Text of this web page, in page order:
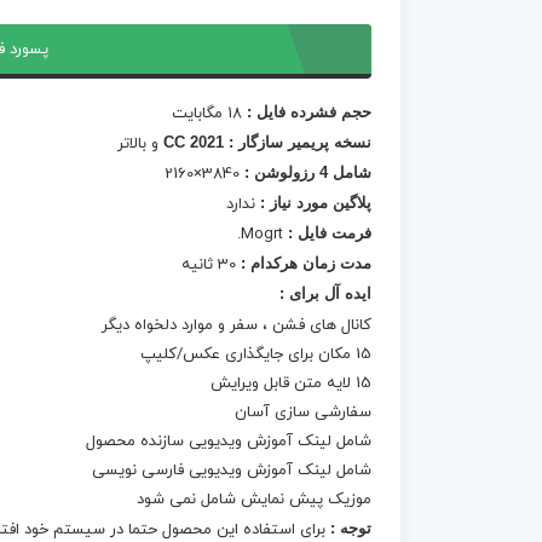
پسورد
حجم فشرده فایل :
نسخه پریمیر سازگار : CC 2021 و بالاتر
شامل 4 رزولوشن : 3840×2160
پلاگین مورد نیاز : ندارد
فرمت فایل : Mogrt.
مدت زمان هرکدام : 30 ثانیه
ایده آل برای :
کانال های فشن ، سفر و موارد دلخواه دیگر
15 مکان برای جایگذاری عکس/کلیپ
15 لایه متن قابل ویرایش
سفارشی سازی آسان
شامل لینک آموزش ویدیویی سازنده محصول
شامل لینک آموزش ویدیویی فارسی نویسی
موزیک پیش نمایش شامل نمی شود
توجه : برای استفاده این محصول حتما در سیستم خود